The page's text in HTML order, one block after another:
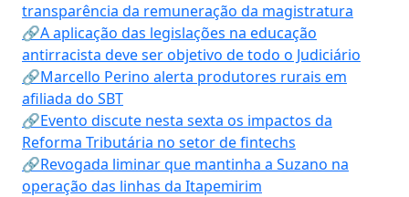
transparência da remuneração da magistratura
🔗A aplicação das legislações na educação
antirracista deve ser objetivo de todo o Judiciário
🔗Marcello Perino alerta produtores rurais em
afiliada do SBT
🔗Evento discute nesta sexta os impactos da
Reforma Tributária no setor de fintechs
🔗Revogada liminar que mantinha a Suzano na
operação das linhas da Itapemirim